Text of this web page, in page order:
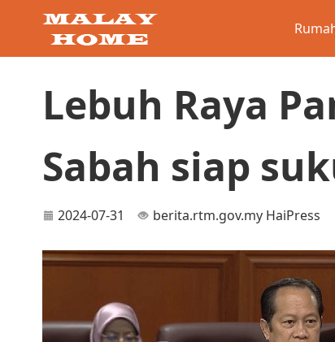
Lebuh Raya
Sabah siap
2024-07-31 berita.rtm.gov.my HaiPress